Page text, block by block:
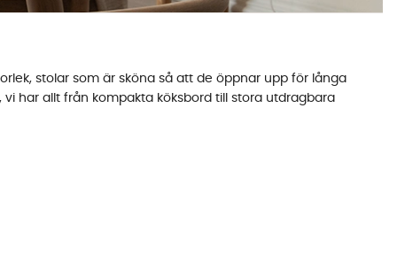
stolar som är sköna så att de öppnar upp för långa
, vi har allt från kompakta köksbord till stora utdragbara